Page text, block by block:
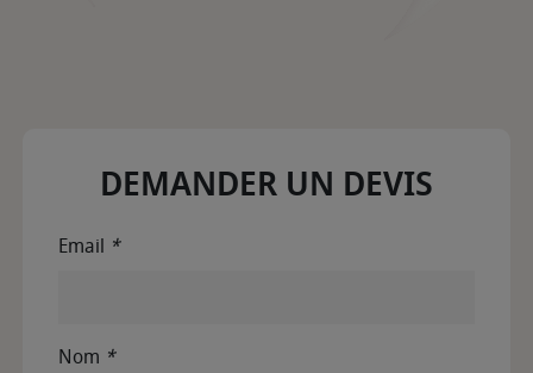
DEMANDER UN DEVIS
Email *
Nom *